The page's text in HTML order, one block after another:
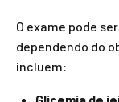
O exame pode
dependendo do
incluem: